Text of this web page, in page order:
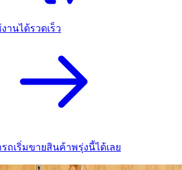
านได้รวดเร็ว
ถเริ่มขายสินค้าพรุ่งนี้ได้เลย